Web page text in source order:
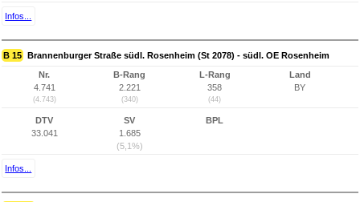
Infos...
B 15 Brannenburger Straße südl. Rosenheim (St 2078) - südl. OE Rosenheim
Nr.
4.741
(4.743)
B-Rang
2.221
(340)
L-Rang
358
(44)
Land
BY
DTV
33.041
SV
1.685
(5,1%)
BPL
Infos...